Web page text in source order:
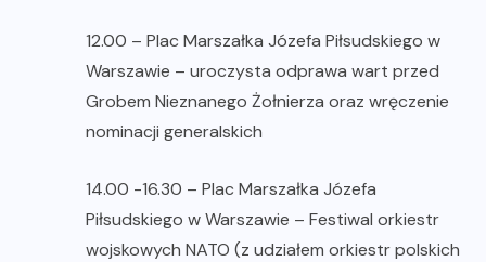
12.00 – Plac Marszałka Józefa Piłsudskiego w
Warszawie – uroczysta odprawa wart przed
Grobem Nieznanego Żołnierza oraz wręczenie
nominacji generalskich
14.00 -16.30 – Plac Marszałka Józefa
Piłsudskiego w Warszawie – Festiwal orkiestr
wojskowych NATO (z udziałem orkiestr polskich